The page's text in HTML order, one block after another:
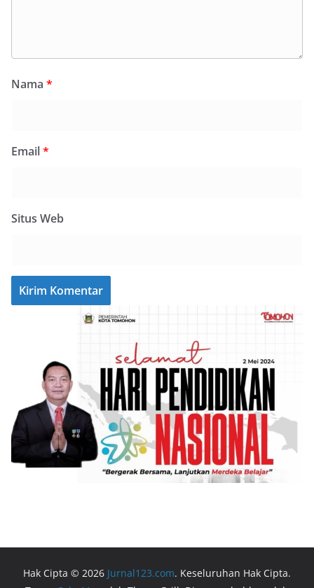
Nama *
Email*
Situs Web
Hak Cipta © 2026 Jurnal123.com. Keseluruhan Hak Cipta.